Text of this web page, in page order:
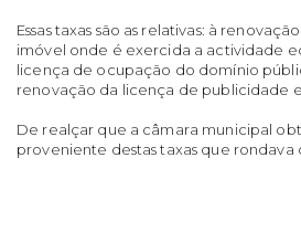
Essas taxas são as relativas: à
imóvel onde é exercida a actividade
licença de ocupação do domínio
renovação da licença de publicidade
De realçar que a câmara municipal
proveniente destas taxas que rondava